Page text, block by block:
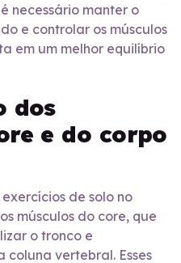
necessário manter o
e controlar os músculos
em um melhor equilíbrio
dos
e do corpo
de solo no
músculos do core, que
o tronco e
vertebral. Esses